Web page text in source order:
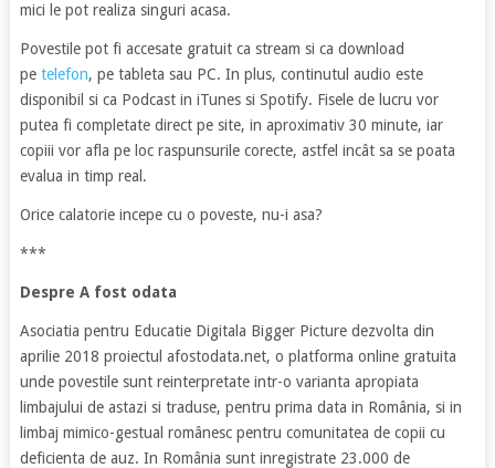
mici le pot realiza singuri acasa.
Povestile pot fi accesate gratuit ca stream si ca download
pe telefon, pe tableta sau PC. In plus, continutul audio este
disponibil si ca Podcast in iTunes si Spotify. Fisele de lucru vor
putea fi completate direct pe site, in aproximativ 30 minute, iar
copiii vor afla pe loc raspunsurile corecte, astfel incât sa se poata
evalua in timp real.
Orice calatorie incepe cu o poveste, nu-i asa?
***
Despre A fost odata
Asociatia pentru Educatie Digitala Bigger Picture dezvolta din
aprilie 2018 proiectul afostodata.net, o platforma online gratuita
unde povestile sunt reinterpretate intr-o varianta apropiata
limbajului de astazi si traduse, pentru prima data in România, si in
limbaj mimico-gestual românesc pentru comunitatea de copii cu
deficienta de auz. In România sunt inregistrate 23.000 de